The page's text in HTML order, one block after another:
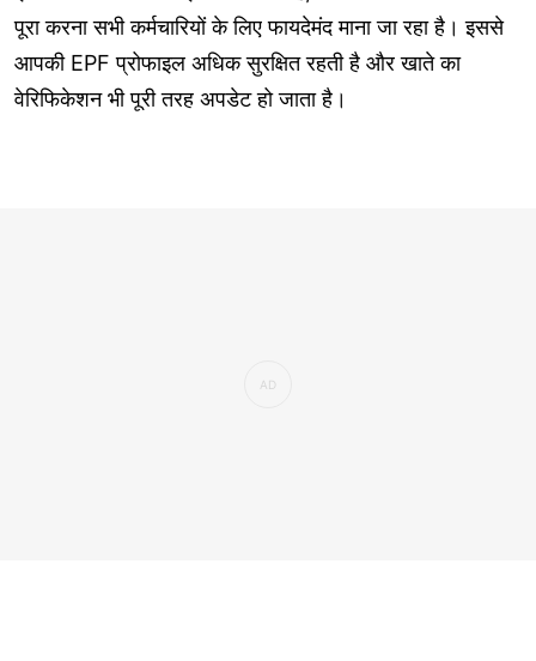
पूरा करना सभी कर्मचारियों के लिए फायदेमंद माना जा रहा है। इससे
आपकी EPF प्रोफाइल अधिक सुरक्षित रहती है और खाते का
वेरिफिकेशन भी पूरी तरह अपडेट हो जाता है।